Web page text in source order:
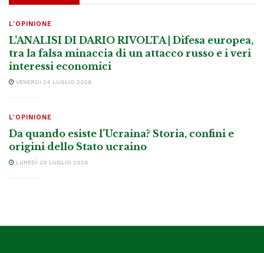
L'OPINIONE
L’ANALISI DI DARIO RIVOLTA | Difesa europea,
tra la falsa minaccia di un attacco russo e i veri
interessi economici
VENERDÌ 24 LUGLIO 2026
L'OPINIONE
Da quando esiste l’Ucraina? Storia, confini e
origini dello Stato ucraino
LUNEDÌ 20 LUGLIO 2026